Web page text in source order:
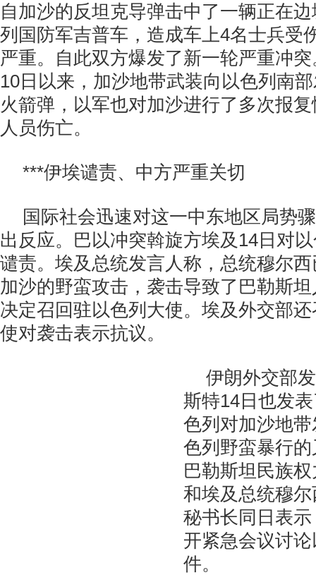
自加沙的反坦克导弹击中了一辆正在
列国防军吉普车，造成车上4名士兵受
严重。自此双方爆发了新一轮严重冲
10日以来，加沙地带武装向以色列南
火箭弹，以军也对加沙进行了多次报
人员伤亡。
***伊埃谴责、中方严重关切
国际社会迅速对这一中东地区局势
出反应。巴以冲突斡旋方埃及14日对
谴责。埃及总统发言人称，总统穆尔
加沙的野蛮攻击，袭击导致了巴勒斯
决定召回驻以色列大使。埃及外交部
使对袭击表示抗议。
伊朗外交部
斯特14日也发
色列对加沙地
色列野蛮暴行
巴勒斯坦民族
和埃及总统穆
秘书长同日表
开紧急会议讨
件。